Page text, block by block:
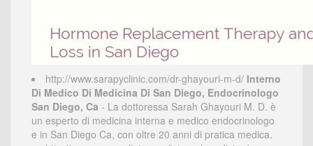
http://www.sarapyclinic.com/dr-ghayouri-m-d/ Interno
Di Medico Di Medicina Di San Diego, Endocrinologo
San Diego, Ca - La dottoressa Sarah Ghayouri M. D. è
un esperto di medicina interna e medico endocrinologo
e in San Diego Ca, con oltre 20 anni di pratica medica.